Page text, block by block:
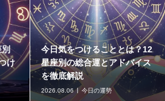
け
今日気をつけることとは？12
星座別の総合運とアドバイス
を徹底解説
2026.08.06 今日の運勢